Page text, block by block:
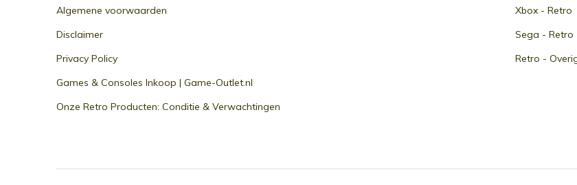
Algemene voorwaarden
Disclaimer
Privacy Policy
Games & Consoles Inkoop | Game-Outlet.nl
Onze Retro Producten: Conditie & Verwachtingen
Xbox - Retro
Sega - Retro
Retro -